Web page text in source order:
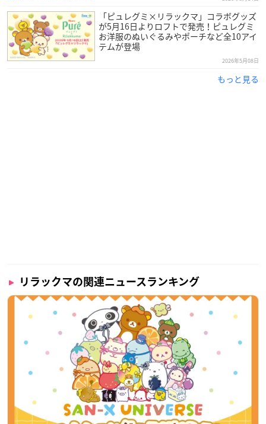
「ピュレグミ×リラックマ」コラボグッズ
が5月16日よりロフトで発売！ピュレグミ
お洋服のぬいぐるみやポーチなど全10アイ
テムが登場
2026年5月08日
もっと見る
リラックマの関連ニュースランキング